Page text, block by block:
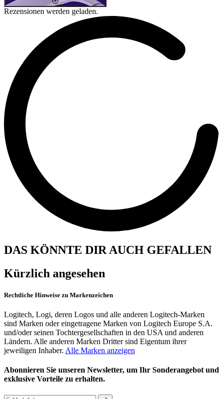
Rezensionen werden geladen.
DAS KÖNNTE DIR AUCH GEFALLEN
Kürzlich angesehen
Rechtliche Hinweise zu Markenzeichen
Logitech, Logi, deren Logos und alle anderen Logitech-Marken
sind Marken oder eingetragene Marken von Logitech Europe S.A.
und/oder seinen Tochtergesellschaften in den USA und anderen
Ländern. Alle anderen Marken Dritter sind Eigentum ihrer
jeweiligen Inhaber. Alle Marken anzeigen
Abonnieren Sie unseren Newsletter, um Ihr Sonderangebot und
exklusive Vorteile zu erhalten.